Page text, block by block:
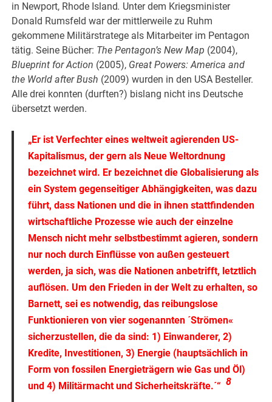
in Newport, Rhode Island. Unter dem Kriegsminister
Donald Rumsfeld war der mittlerweile zu Ruhm
gekommene Militärstratege als Mitarbeiter im Pentagon
tätig. Seine Bücher: The Pentagon’s New Map (2004),
Blueprint for Action (2005), Great Powers: America and
the World after Bush (2009) wurden in den USA Besteller.
Alle drei konnten (durften?) bislang nicht ins Deutsche
übersetzt werden.
„Er ist Verfechter eines weltweit agierenden US-
Kapitalismus, der gern als Neue Weltordnung
bezeichnet wird. Er bezeichnet die Globalisierung als
ein System gegenseitiger Abhängigkeiten, was dazu
führt, dass Nationen und die in ihnen stattfindenden
wirtschaftliche Prozesse wie auch der einzelne
Mensch nicht mehr selbstbestimmt agieren, sondern
nur noch durch Einflüsse von außen gesteuert
werden, ja sich, was die Nationen anbetrifft, letztlich
auflösen. Um den Frieden in der Welt zu erhalten, so
Barnett, sei es notwendig, das reibungslose
Funktionieren von vier sogenannten ´Strömen«
sicherzustellen, die da sind: 1) Einwanderer, 2)
Kredite, Investitionen, 3) Energie (hauptsächlich in
Form von fossilen Energieträgern wie Gas und Öl)
und 4) Militärmacht und Sicherheitskräfte.´“ 8